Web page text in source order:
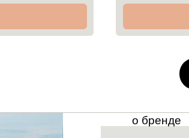
о бренде